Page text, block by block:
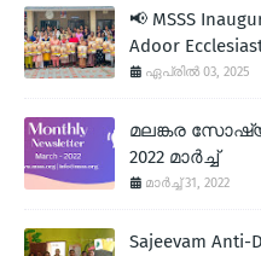
📢 MSSS
Adoor
ഏപ്രിൽ 03, 2025
മലങ്കര
2022 മാര്‍ച്ച്
മാർച്ച് 31, 2022
Sajeevam Anti-